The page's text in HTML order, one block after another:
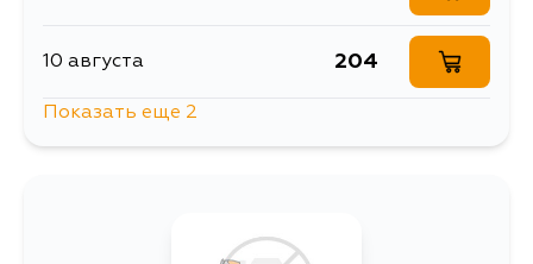
10 августа 204
Показать еще 2